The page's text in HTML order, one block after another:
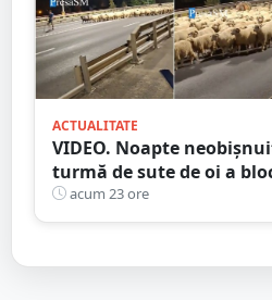
ACTUALITATE
VIDEO. Noapte
turmă de sute de oi a
Gest de apreciat al
acum 23 ore